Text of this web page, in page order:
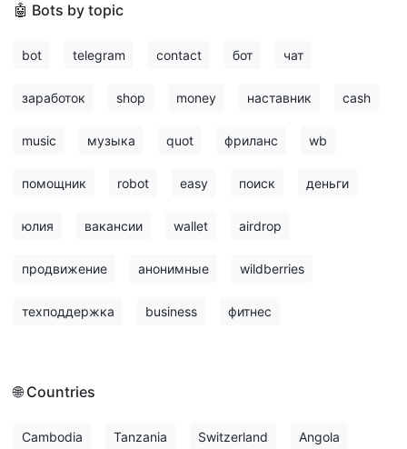
🤖 Bots by topic
bot telegram contact бот чат
заработок shop money наставник cash
music музыка quot фриланс wb
помощник robot easy поиск деньги
юлия вакансии wallet airdrop
продвижение анонимные wildberries
техподдержка business фитнес
🌐 Countries
Cambodia Tanzania Switzerland Angola